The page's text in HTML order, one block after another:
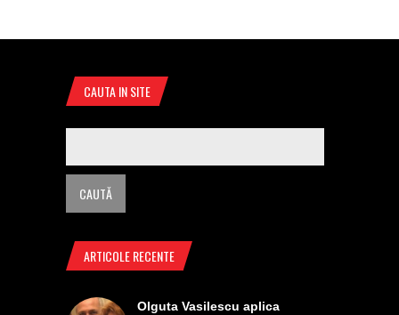
CAUTA IN SITE
ARTICOLE RECENTE
Olguta Vasilescu aplica